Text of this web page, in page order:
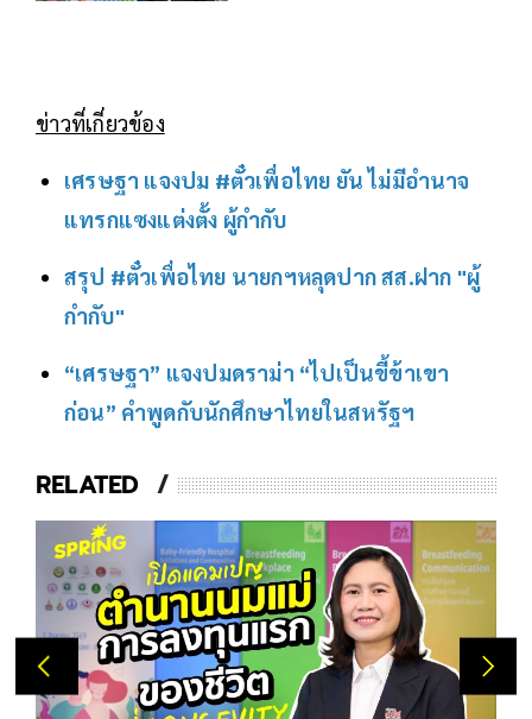
ข่าวที่เกี่ยวข้อง
เศรษฐา แจง​ปม #ตั๋วเพื่อไทย ยัน ไม่มีอำนาจ
แทรกแซงแต่งตั้ง ผู้กำกับ
สรุป #ตั๋วเพื่อไทย นายกฯหลุดปาก สส.ฝาก "ผู้
กำกับ"
“เศรษฐา” แจงปมดราม่า “ไปเป็นขี้ข้าเขา
ก่อน” คำพูดกับนักศึกษาไทยในสหรัฐฯ
RELATED